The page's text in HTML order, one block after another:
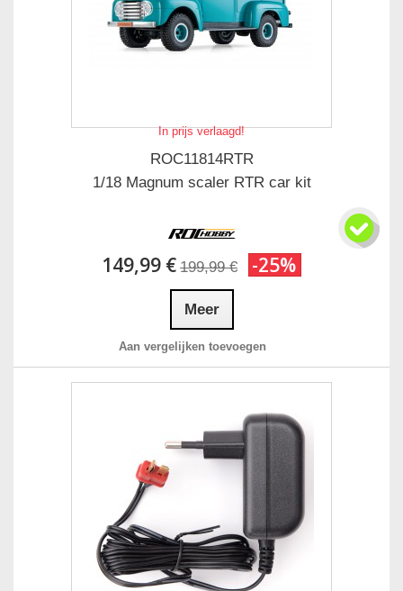
In prijs verlaagd!
ROC11814RTR
1/18 Magnum scaler RTR car kit
149,99 € 199,99 € -25%
Meer
Aan vergelijken toevoegen